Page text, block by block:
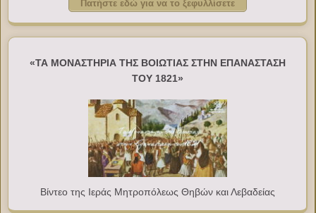
Πατήστε εδώ για να το ξεφυλλίσετε
«ΤΑ ΜΟΝΑΣΤΗΡΙΑ ΤΗΣ ΒΟΙΩΤΙΑΣ ΣΤΗΝ ΕΠΑΝΑΣΤΑΣΗ
ΤΟΥ 1821»
Βίντεο της Ιεράς Μητροπόλεως Θηβών και Λεβαδείας